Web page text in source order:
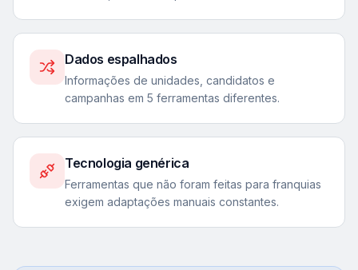
Dados espalhados
Informações de unidades, candidatos e
campanhas em 5 ferramentas diferentes.
Tecnologia genérica
Ferramentas que não foram feitas para franquias
exigem adaptações manuais constantes.